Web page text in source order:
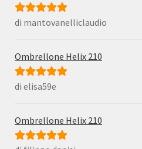
Valutato5su
di mantovanelliclaudio
Ombrellone Helix 210
Valutato5su
di elisa59e
Ombrellone Helix 210